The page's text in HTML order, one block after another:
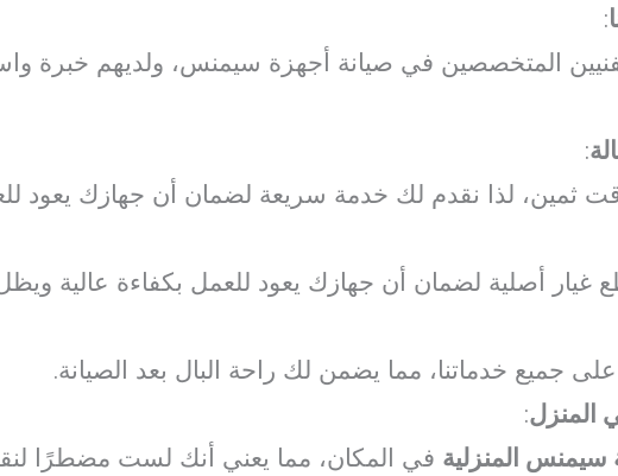
:
المتخصصين في صيانة أجهزة سيمنس، ولديهم خبرة
:
ثمين، لذا نقدم لك خدمة سريعة لضمان أن جهازك يعود
غيار أصلية لضمان أن جهازك يعود للعمل بكفاءة عالية
جميع خدماتنا، مما يضمن لك راحة البال بعد الصيانة.
المنزل:
سيمنس المنزلية في المكان، مما يعني أنك لست مضطرًا